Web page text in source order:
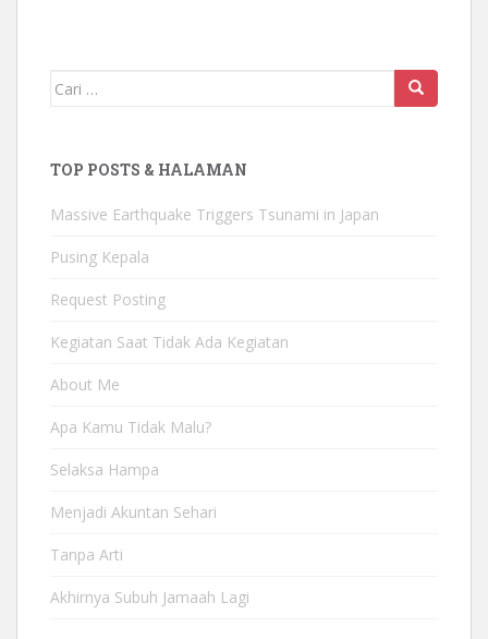
Mencari:
TOP POSTS & HALAMAN
Massive Earthquake Triggers Tsunami in Japan
Pusing Kepala
Request Posting
Kegiatan Saat Tidak Ada Kegiatan
About Me
Apa Kamu Tidak Malu?
Selaksa Hampa
Menjadi Akuntan Sehari
Tanpa Arti
Akhirnya Subuh Jamaah Lagi